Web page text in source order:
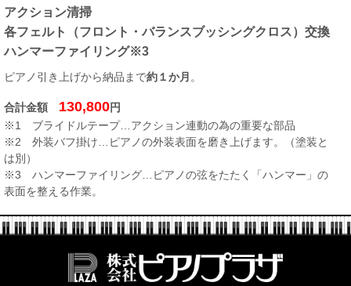
アクション清掃
各フェルト（フロント・バランスブッシングクロス）交換
ハンマーファイリング※3
ピアノ引き上げから納品まで約１か月 。
合計金額 130,800円
※1 ブライドルテープ…アクション連動の為の重要な部品
※2 外装バフ掛け…ピアノの外装表面を磨き上げます。（塗装と
は別）
※3 ハンマーファイリング…ピアノの弦をたたく「ハンマー」の
表面を整える作業。